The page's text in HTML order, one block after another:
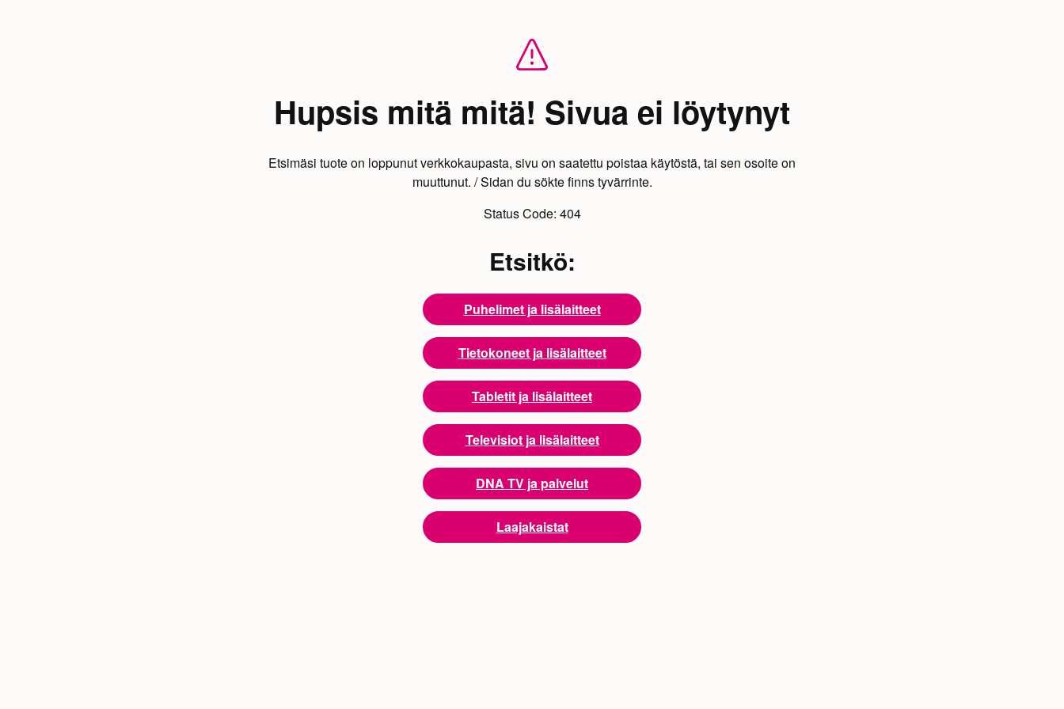
Hupsis mitä mitä! Sivua ei löytynyt
Etsimäsi tuote on loppunut verkkokaupasta, sivu on saatettu poistaa käytöstä, tai sen osoite on
muuttunut. / Sidan du sökte finns tyvärrinte.
Status Code: 404
Etsitkö:
Puhelimet ja lisälaitteet
Tietokoneet ja lisälaitteet
Tabletit ja lisälaitteet
Televisiot ja lisälaitteet
DNA TV ja palvelut
Laajakaistat